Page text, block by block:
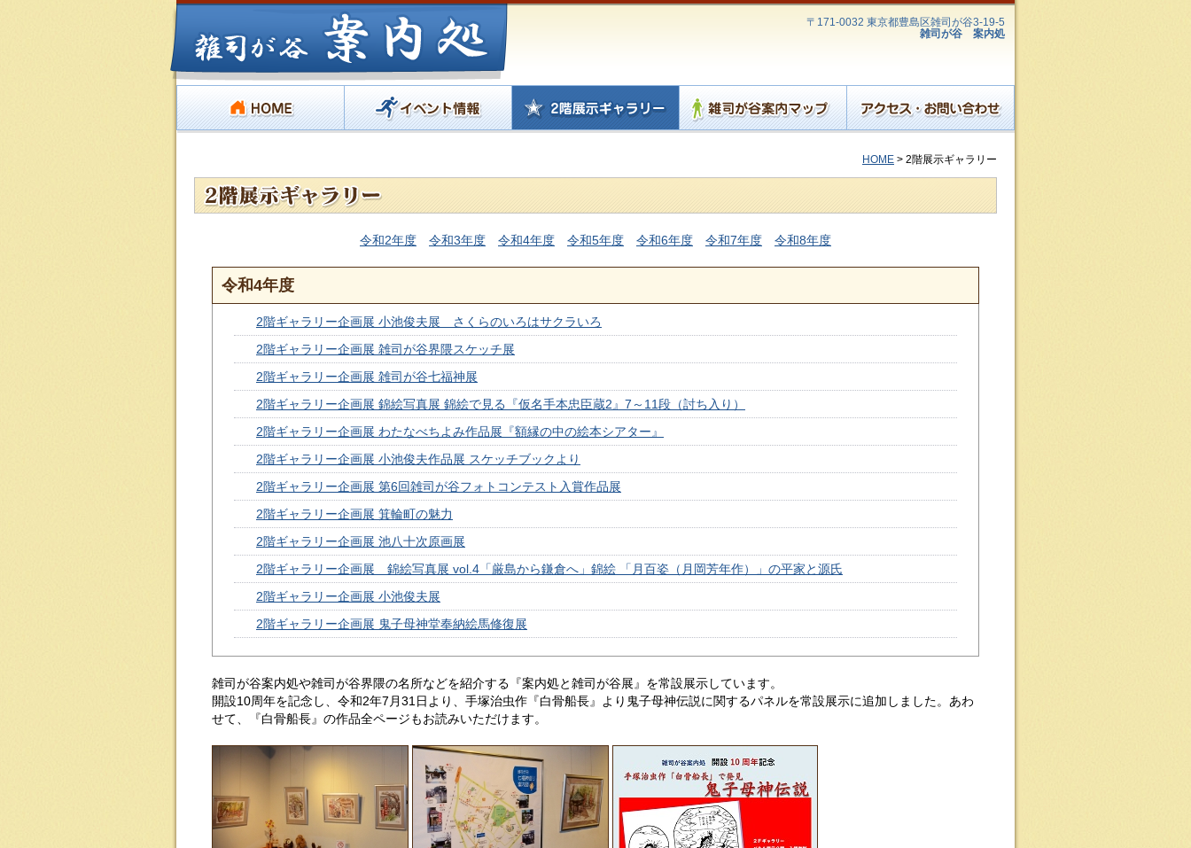
〒171-0032 東京都豊島区雑司が谷3-19-5
雑司が谷 案内処
HOME > 2階展示ギャラリー
令和2年度 令和3年度 令和4年度 令和5年度 令和6年度 令和7年度 令和8年度
令和4年度
2階ギャラリー企画展 小池俊夫展 さくらのいろはサクラいろ
2階ギャラリー企画展 雑司が谷界隈スケッチ展
2階ギャラリー企画展 雑司が谷七福神展
2階ギャラリー企画展 錦絵写真展 錦絵で見る『仮名手本忠臣蔵2』7～11段（討ち入り）
2階ギャラリー企画展 わたなべちよみ作品展『額縁の中の絵本シアター』
2階ギャラリー企画展 小池俊夫作品展 スケッチブックより
2階ギャラリー企画展 第6回雑司が谷フォトコンテスト入賞作品展
2階ギャラリー企画展 箕輪町の魅力
2階ギャラリー企画展 池八十次原画展
2階ギャラリー企画展 錦絵写真展 vol.4「厳島から鎌倉へ」錦絵 「月百姿（月岡芳年作）」の平家と源氏
2階ギャラリー企画展 小池俊夫展
2階ギャラリー企画展 鬼子母神堂奉納絵馬修復展
雑司が谷案内処や雑司が谷界隈の名所などを紹介する『案内処と雑司が谷展』を常設展示しています。
開設10周年を記念し、令和2年7月31日より、手塚治虫作『白骨船長』より鬼子母神伝説に関するパネルを常設展示に追加しました。あわ
せて、『白骨船長』の作品全ページもお読みいただけます。